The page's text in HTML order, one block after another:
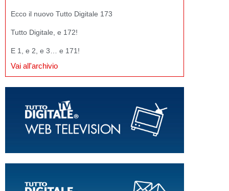
Ecco il nuovo Tutto Digitale 173
Tutto Digitale, e 172!
E 1, e 2, e 3… e 171!
Vai all'archivio